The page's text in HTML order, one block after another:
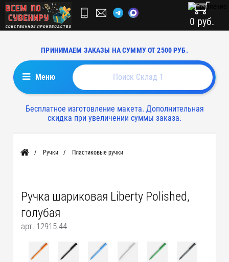
ПРИНИМАЕМ ЗАКАЗЫ НА СУММУ ОТ 2500 РУБ.
0 руб.
Меню
Бесплатное изготовление макета. Дополнительная
скидка при увеличении суммы заказа.
Главная Ручки Пластиковые ручки
Ручка шариковая Liberty Polished,
голубая
арт. 12915.44